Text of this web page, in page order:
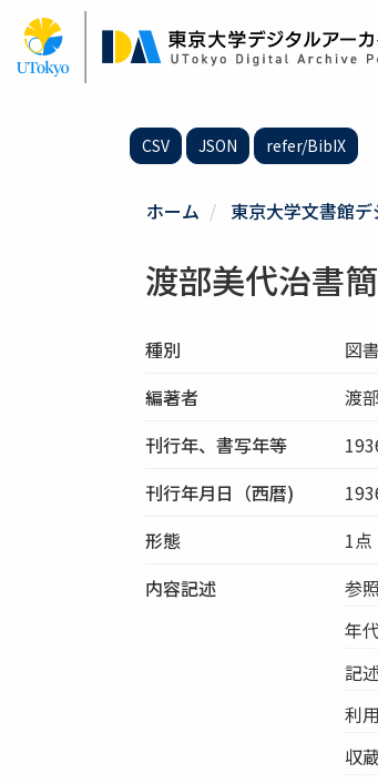
ン
CSV JSON refer/BibIX
ホーム 東京大学文書館
渡部美代治書簡
種別
図書
編著者
渡
刊行年、書写年等
刊行年月日（西暦)
形態
1点
内容記述
参
年
記
利
収